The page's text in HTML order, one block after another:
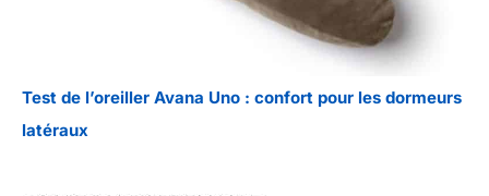
Test de l’oreiller Avana Uno : confort pour les dormeurs
latéraux